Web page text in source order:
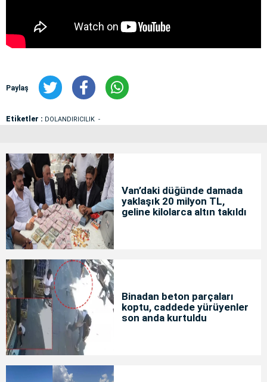
Paylaş
Etiketler : DOLANDIRICILIK
Van’daki düğünde damada
yaklaşık 20 milyon TL,
geline kilolarca altın takıldı
Binadan beton parçaları
koptu, caddede yürüyenler
son anda kurtuldu